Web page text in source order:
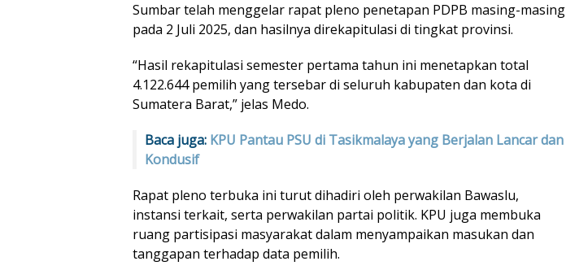
Sumbar telah menggelar rapat pleno penetapan PDPB masing-masing
pada 2 Juli 2025, dan hasilnya direkapitulasi di tingkat provinsi.
“Hasil rekapitulasi semester pertama tahun ini menetapkan total
4.122.644 pemilih yang tersebar di seluruh kabupaten dan kota di
Sumatera Barat,” jelas Medo.
Baca juga: KPU Pantau PSU di Tasikmalaya yang Berjalan Lancar dan
Kondusif
Rapat pleno terbuka ini turut dihadiri oleh perwakilan Bawaslu,
instansi terkait, serta perwakilan partai politik. KPU juga membuka
ruang partisipasi masyarakat dalam menyampaikan masukan dan
tanggapan terhadap data pemilih.